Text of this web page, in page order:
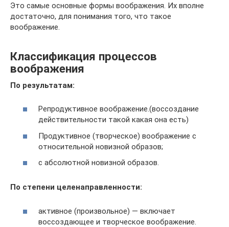
Это самые основные формы воображения. Их вполне
достаточно, для понимания того, что такое
воображение.
Классификация процессов
воображения
По результатам:
Репродуктивное воображение.(воссоздание
действительности такой какая она есть)
Продуктивное (творческое) воображение с
относительной новизной образов;
с абсолютной новизной образов.
По степени целенаправленности:
активное (произвольное) — включает
воссоздающее и творческое воображение.